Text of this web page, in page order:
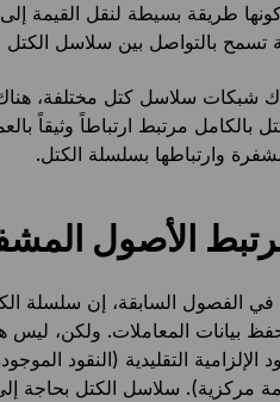
طريقة بسيطة لنقل القيمة
بالتواصل بين سلاسل الكتل
شبكات سلاسل كتل مختلفة،
بالكامل مرتبط ارتباطاً وثيقاً
وارتباطها بسلسلة الكتل.
الأصول
في الفصول السابقة، إن سلسلة
بيانات المعاملات. ولكن،
الإلزامية التقليدية (النقود
سلاسل الكتل بحاجة إلى